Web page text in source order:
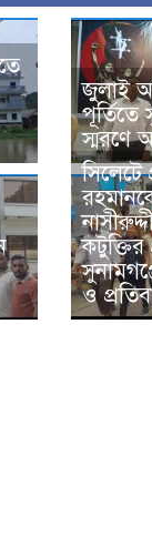
জুলাই
পূর্তিতে
স্মরণে
সিলেটে
কটুক্তির
ও